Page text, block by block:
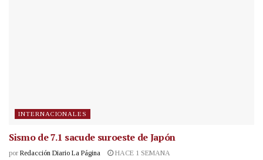
INTERNACIONALES
Sismo de 7.1 sacude suroeste de Japón
por Redacción Diario La Página HACE 1 SEMANA